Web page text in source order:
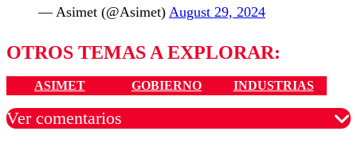
— Asimet (@Asimet) August 29, 2024
OTROS TEMAS A EXPLORAR:
ASIMET GOBIERNO INDUSTRIAS
Ver comentarios